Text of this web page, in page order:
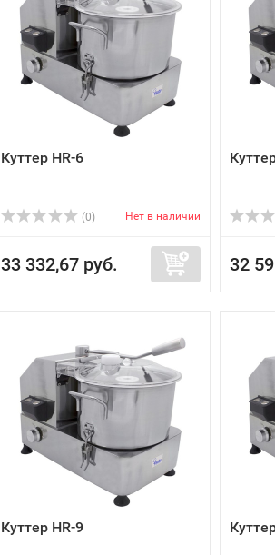
Куттер HR-6
(0) Нет в наличии
33 332,67 руб. 32
Куттер HR-9